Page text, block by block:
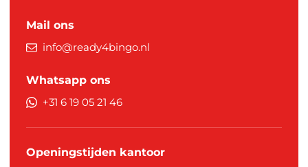
Mail ons
info@ready4bingo.nl
Whatsapp ons
+31 6 19 05 21 46
Openingstijden kantoor